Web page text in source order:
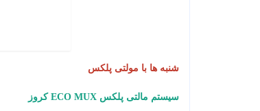
شنبه ها با مولتی پلکس
سیستم مالتی پلکس ECO MUX کروز